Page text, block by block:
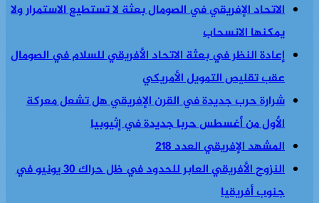
الاتحاد الإفريقي في الصومال بعثة لا تستطيع الاستمرار ولا
يمكنها الانسحاب
إعادة النظر في بعثة الاتحاد الأفريقي للسلام في الصومال
عقب تقليص التمويل الأمريكي
شرارة حرب جديدة في القرن الإفريقي هل تشعل معركة
الأول من أغسطس حربا جديدة في إثيوبيا
المشهد الإفريقي العدد 218
النزوح الأفريقي العابر للحدود في ظل حراك 30 يونيو في
جنوب أفريقيا